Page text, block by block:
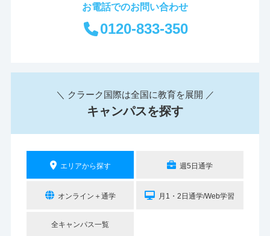
お電話でのお問い合わせ
0120-833-350
＼ クラーク国際は全国に教育を展開 ／
キャンパスを探す
エリアから探す 週5日通学
オンライン＋通学 月1・2日通学/Web学習
全キャンパス一覧